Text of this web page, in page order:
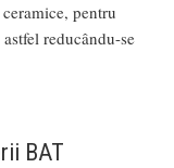
pentru
reducându-se
BAT